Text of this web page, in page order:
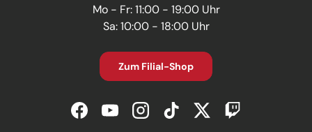
Mo - Fr: 11:00 - 19:00 Uhr
Sa: 10:00 - 18:00 Uhr
Zum Filial-Shop
FacebookYouTubeInstagramTikTokTwitterTwitch